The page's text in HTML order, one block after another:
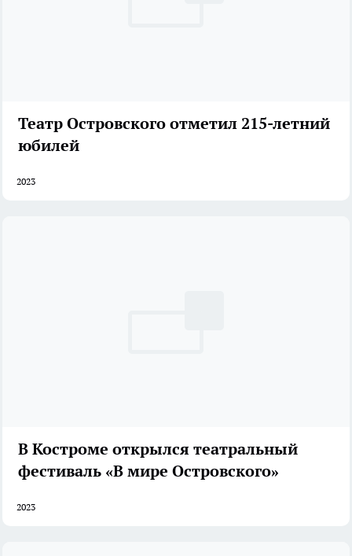
Театр Островского отметил 215-летний
юбилей
2023
В Костроме открылся театральный
фестиваль «В мире Островского»
2023